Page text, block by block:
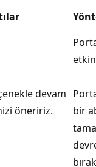
devam
öneririz.
bir